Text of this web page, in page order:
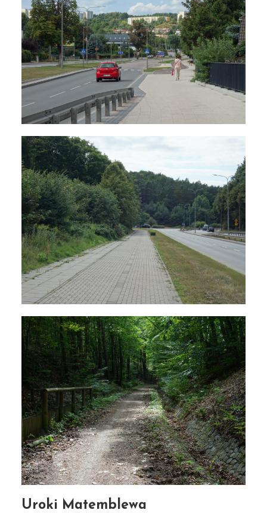
Uroki Matemblewa